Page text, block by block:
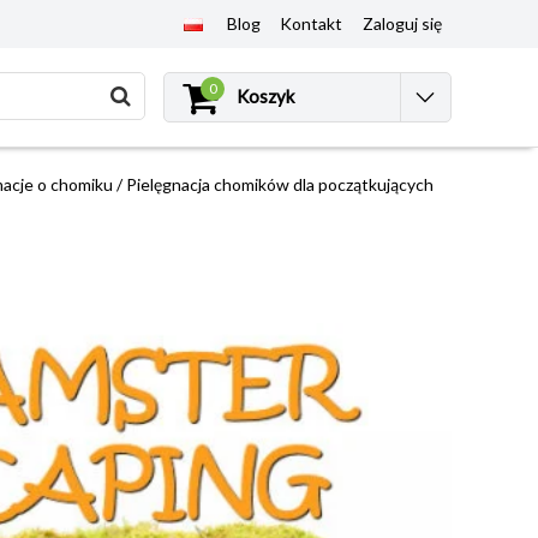
Blog Kontakt Zaloguj się
0 Koszyk
o chomiku /Pielęgnacja chomików dla początkujących